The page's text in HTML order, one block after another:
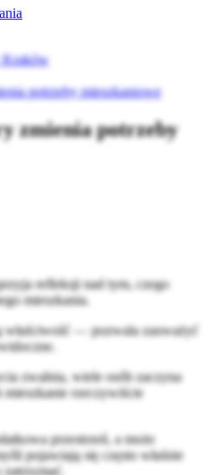
Kraków
potrzeby mieszkaniowe
zmienia potrzeby
refleksji nad tym, czego
mieszkania.
właściwość — pozwala zauważyć
zwalnia, wiele osób zaczyna
mieszkanie rzeczywiście
przestrzeń, a może
pojawiają się często właśnie